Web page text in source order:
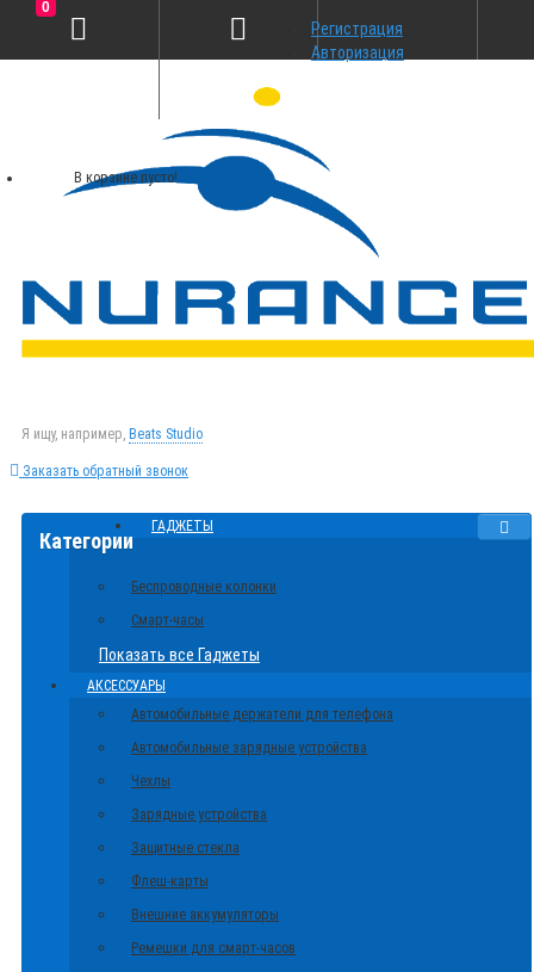
Я ищу, например, Beats Studio
Заказать обратный звонок
Регистрация
Авторизация
0
В корзине пусто!
Категории
ГАДЖЕТЫ
Беспроводные колонки
Смарт-часы
Показать все Гаджеты
АКСЕССУАРЫ
Автомобильные держатели для телефона
Автомобильные зарядные устройства
Чехлы
Зарядные устройства
Защитные стекла
Флеш-карты
Внешние аккумуляторы
Ремешки для смарт-часов